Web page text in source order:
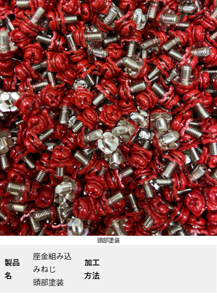
頭部塗装
製品
名
座金組み込
みねじ
頭部塗装
加工
方法